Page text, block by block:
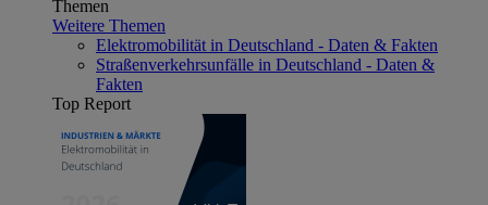
Themen
Weitere Themen
Elektromobilität in Deutschland - Daten & Fakten
Straßenverkehrsunfälle in Deutschland - Daten &
Fakten
Top Report